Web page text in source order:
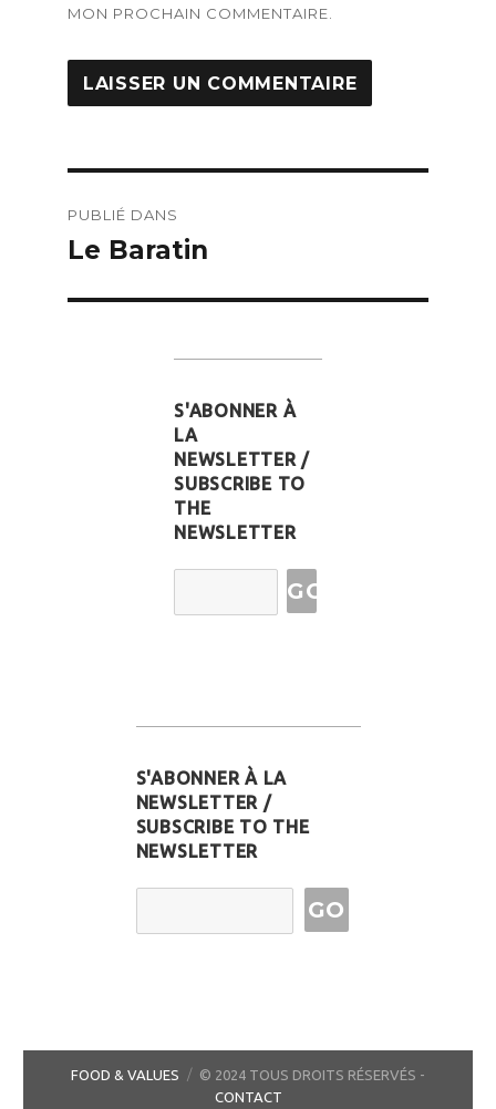
MON PROCHAIN COMMENTAIRE.
de
PUBLIÉ DANS
Le Baratin
S'ABONNER À
LA
NEWSLETTER /
SUBSCRIBE TO
THE
NEWSLETTER
Email
Address
S'ABONNER À LA
NEWSLETTER /
SUBSCRIBE TO THE
NEWSLETTER
Email Address
FOOD & VALUES
© 2024 TOUS DROITS RÉSERVÉS -
CONTACT